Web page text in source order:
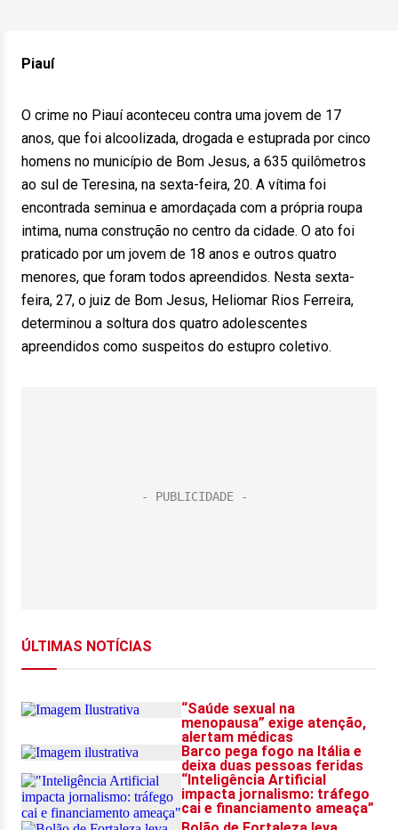
Piauí
O crime no Piauí aconteceu contra uma jovem de 17
anos, que foi alcoolizada, drogada e estuprada por cinco
homens no município de Bom Jesus, a 635 quilômetros
ao sul de Teresina, na sexta-feira, 20. A vítima foi
encontrada seminua e amordaçada com a própria roupa
intima, numa construção no centro da cidade. O ato foi
praticado por um jovem de 18 anos e outros quatro
menores, que foram todos apreendidos. Nesta sexta-
feira, 27, o juiz de Bom Jesus, Heliomar Rios Ferreira,
determinou a soltura dos quatro adolescentes
apreendidos como suspeitos do estupro coletivo.